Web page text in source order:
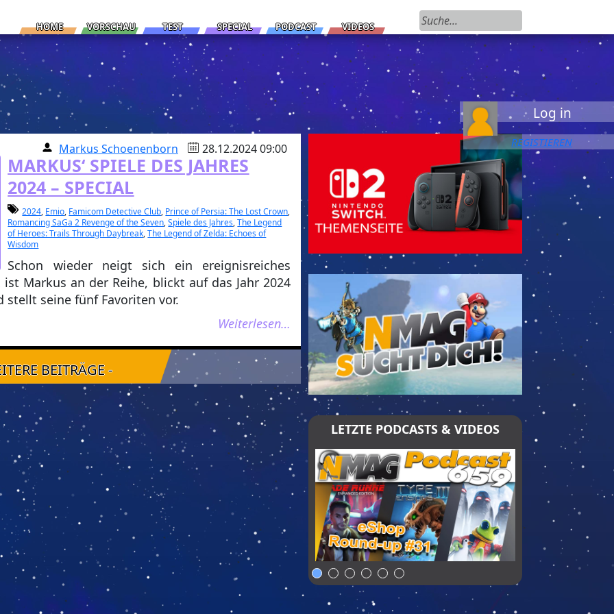
HOME VORSCHAU TEST SPECIAL PODCAST VIDEOS
Suchen nach:
Log in
REGISTIEREN
Markus Schoenenborn 28.12.2024 09:00
MARKUS‘ SPIELE DES JAHRES
2024 – SPECIAL
2024, Emio, Famicom Detective Club, Prince of Persia: The Lost Crown,
Romancing SaGa 2 Revenge of the Seven,Spiele des Jahres,The Legend
of Heroes: Trails Through Daybreak,The Legend of Zelda: Echoes of
Wisdom
Schon wieder neigt sich ein ereignisreiches
Markus an der Reihe, blickt auf das Jahr 2024
seine fünf Favoriten vor.
Weiterlesen…
BEITRÄGE -
LETZTE PODCASTS & VIDEOS